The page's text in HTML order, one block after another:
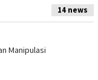
14 news
Manipulasi